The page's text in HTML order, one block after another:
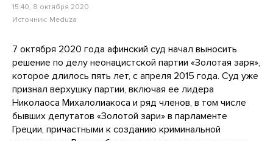
15:40, 8 октября 2020
Источник: Meduza
7 октября 2020 года афинский суд начал выносить
решение по делу неонацистской партии «Золотая заря»,
которое длилось пять лет, с апреля 2015 года. Суд уже
признал верхушку партии, включая ее лидера
Николаоса Михалолиакоса и ряд членов, в том числе
бывших депутатов «Золотой зари» в парламенте
Греции, причастными к созданию криминальной